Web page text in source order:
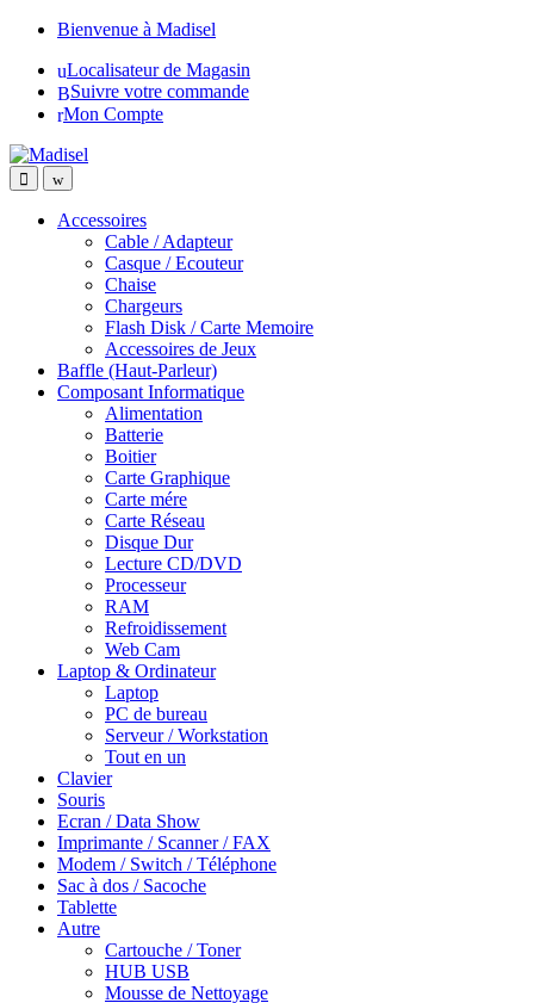
Skip
navigation
Skip
content
Bienvenue à Madisel
Localisateur de Magasin
Suivre votre commande
Mon Compte
Accessoires
Cable / Adapteur
Casque / Ecouteur
Chaise
Chargeurs
Flash Disk / Carte Memoire
Accessoires de Jeux
Baffle (Haut-Parleur)
Composant Informatique
Alimentation
Batterie
Boitier
Carte Graphique
Carte mére
Carte Réseau
Disque Dur
Lecture CD/DVD
Processeur
RAM
Refroidissement
Web Cam
Laptop & Ordinateur
Laptop
PC de bureau
Serveur / Workstation
Tout en un
Clavier
Souris
Ecran / Data Show
Imprimante / Scanner / FAX
Modem / Switch / Téléphone
Sac à dos / Sacoche
Tablette
Autre
Cartouche / Toner
HUB USB
Mousse de Nettoyage